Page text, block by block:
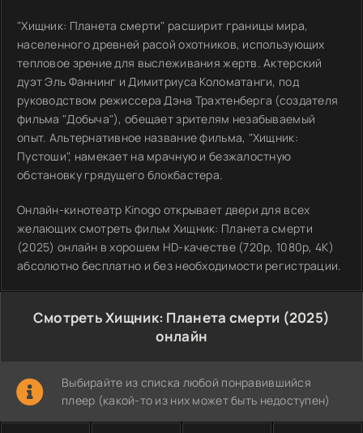
"Хищник: Планета смерти" расширит границы мира,
населенного древней расой охотников, использующих
тепловое зрение для выслеживания жертв. Актерский
дуэт Эль Фаннинг и Димитриуса Коломатанги, под
руководством режиссера Дэна Трахтенберга (создателя
фильма "Добыча"), обещает зрителям незабываемый
опыт. Альтернативное название фильма, "Хищник:
Пустоши", намекает на мрачную и безжалостную
обстановку грядущего блокбастера.
Онлайн-кинотеатр Kinogo открывает двери для всех
желающих смотреть фильм Хищник: Планета смерти
(2025) онлайн в хорошем HD-качестве (720p, 1080p, 4K)
абсолютно бесплатно и без необходимости регистрации.
Смотреть Хищник: Планета смерти (2025)
онлайн
Выбирайте из списка любой понравившийся
плеер (какой-то из них может быть недоступен)